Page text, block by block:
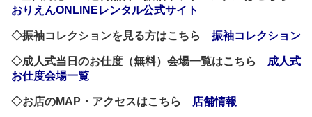
おりえんONLINEレンタル公式サイト
◇振袖コレクションを見る方はこちら 振袖コレクション
◇成人式当日のお仕度（無料）会場一覧はこちら 成人式
お仕度会場一覧
◇お店のMAP・アクセスはこちら 店舗情報